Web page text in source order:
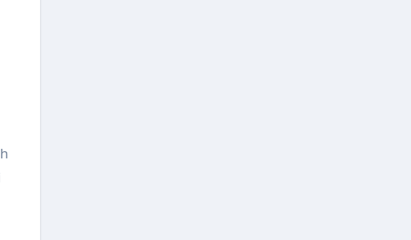
Pedan Tahun 2024
tingkat Kabupaten Klate Tahun 2024
2024